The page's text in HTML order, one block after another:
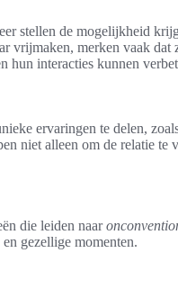
stellen de mogelijkheid
merken vaak dat
hun interacties kunnen
ervaringen te delen,
niet alleen om de relatie te
die leiden naar
gezellige momenten.